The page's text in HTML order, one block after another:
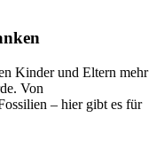
Kinder und Eltern mehr
Von
– hier gibt es für